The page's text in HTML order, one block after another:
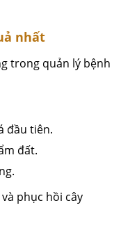
nhất
trong quản lý bệnh
đầu tiên.
đất.
phục hồi cây